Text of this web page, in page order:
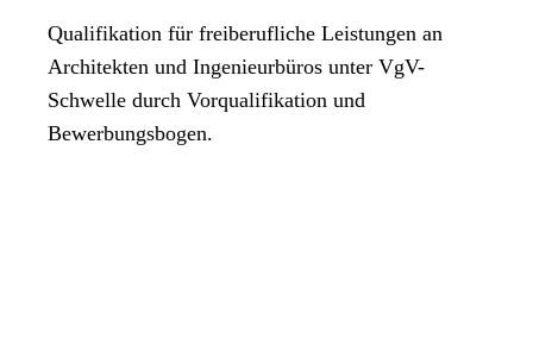
Qualifikation für freiberufliche Leistungen an
Architekten und Ingenieurbüros unter VgV-
Schwelle durch Vorqualifikation und
Bewerbungsbogen.